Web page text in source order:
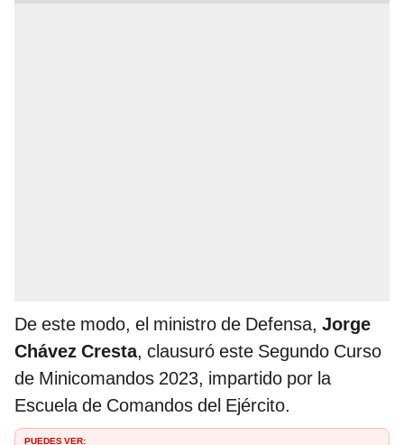
De este modo, el ministro de Defensa, Jorge
Chávez Cresta, clausuró este Segundo Curso
de Minicomandos 2023, impartido por la
Escuela de Comandos del Ejército.
PUEDES VER: